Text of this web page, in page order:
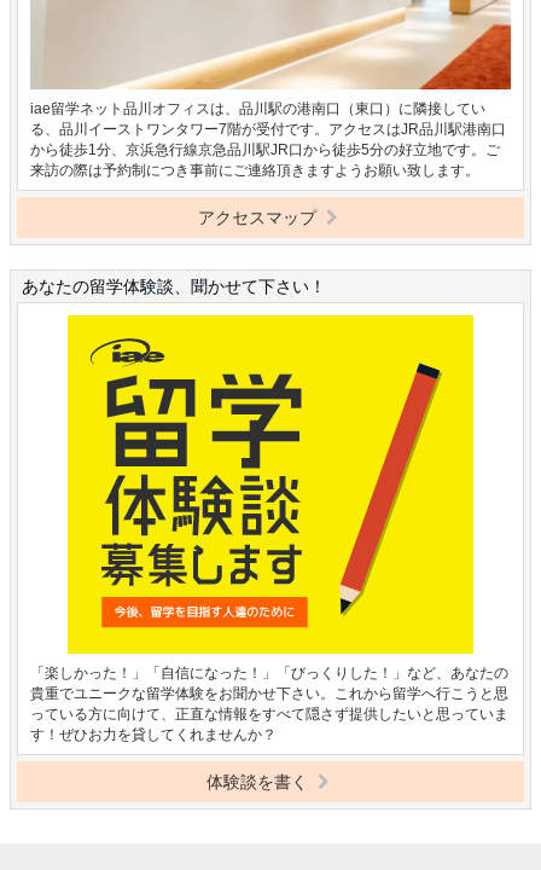
iae留学ネット品川オフィスは、品川駅の港南口（東口）に隣接してい
る、品川イーストワンタワー7階が受付です。アクセスはJR品川駅港南口
から徒歩1分、京浜急行線京急品川駅JR口から徒歩5分の好立地です。ご
来訪の際は予約制につき事前にご連絡頂きますようお願い致します。
アクセスマップ
あなたの留学体験談、聞かせて下さい！
「楽しかった！」「自信になった！」「びっくりした！」など、あなたの
貴重でユニークな留学体験をお聞かせ下さい。これから留学へ行こうと思
っている方に向けて、正直な情報をすべて隠さず提供したいと思っていま
す！ぜひお力を貸してくれませんか？
体験談を書く